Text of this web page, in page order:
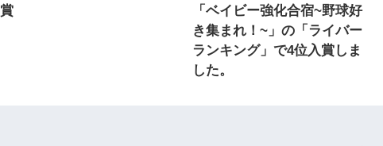
賞
「ベイビー強化合宿~野球好
き集まれ！~」の「ライバー
ランキング」で4位入賞しま
した。